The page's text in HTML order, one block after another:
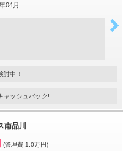
04月
討中！
ャッシュバック!
南品川
(管理費 1.0万円)